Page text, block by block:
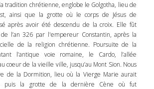
tradition chrétienne, englobe le Golgotha, lieu de
ainsi que la grotte où le corps de Jésus de
après avoir été descendu de la croix. Elle fût
l’an 326 par l'empereur Constantin, après la
de la religion chrétienne. Poursuite de la
l’antique voie romaine, le Cardo, l’allée
coeur de la vieille ville, jusqu’au Mont Sion. Nous
de la Dormition, lieu où la Vierge Marie aurait
puis la grotte de la dernière Cène où fut